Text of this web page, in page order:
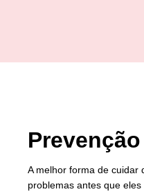
A melhor forma de cuidar
problemas antes que